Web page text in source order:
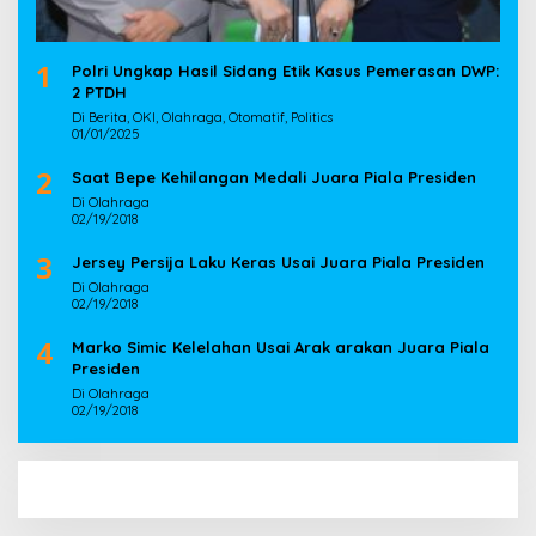
1
Polri Ungkap Hasil Sidang Etik Kasus Pemerasan DWP:
2 PTDH
Di Berita, OKI, Olahraga, Otomatif, Politics
01/01/2025
2 Saat Bepe Kehilangan Medali Juara Piala Presiden
Di Olahraga
02/19/2018
3 Jersey Persija Laku Keras Usai Juara Piala Presiden
Di Olahraga
02/19/2018
4
Marko Simic Kelelahan Usai Arak arakan Juara Piala
Presiden
Di Olahraga
02/19/2018